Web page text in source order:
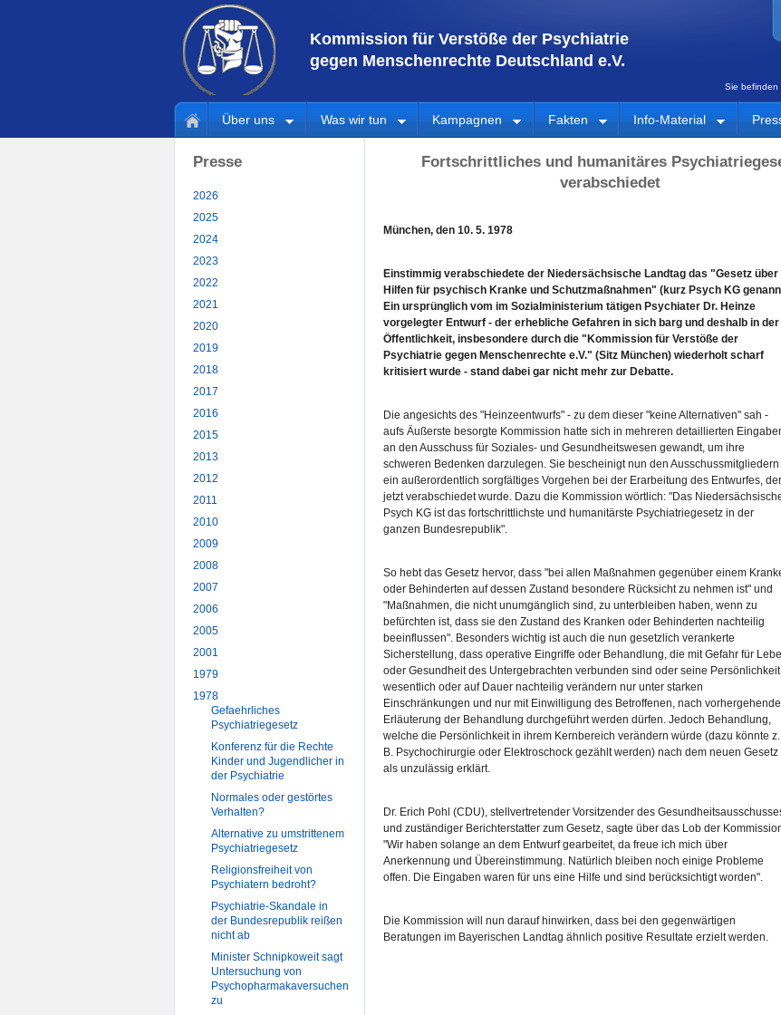
Kommission für Verstöße der Psychiatrie
gegen Menschenrechte Deutschland e.V.
Sie
Über uns Was wir tun Kampagnen Fakten Info-Material
Presse
2026
2025
2024
2023
2022
2021
2020
2019
2018
2017
2016
2015
2013
2012
2011
2010
2009
2008
2007
2006
2005
2001
1979
1978
Gefaehrliches
Psychiatriegesetz
Konferenz für die Rechte
Kinder und Jugendlicher in
der Psychiatrie
Normales oder gestörtes
Verhalten?
Alternative zu umstrittenem
Psychiatriegesetz
Religionsfreiheit von
Psychiatern bedroht?
Psychiatrie-Skandale in
der Bundesrepublik reißen
nicht ab
Minister Schnipkoweit sagt
Untersuchung von
Psychopharmakaversuchen
zu
Fortschrittliches und humanitäres
verabschiedet
München, den 10. 5. 1978
Einstimmig verabschiedete der Niedersächsische Landtag das "Gesetz über
Hilfen für psychisch Kranke und Schutzmaßnahmen" (kurz Psych KG
Ein ursprünglich vom im Sozialministerium tätigen Psychiater Dr. Heinze
vorgelegter Entwurf - der erhebliche Gefahren in sich barg und deshalb in der
Öffentlichkeit, insbesondere durch die "Kommission für Verstöße der
Psychiatrie gegen Menschenrechte e.V." (Sitz München) wiederholt scharf
kritisiert wurde - stand dabei gar nicht mehr zur Debatte.
Die angesichts des "Heinzeentwurfs" - zu dem dieser "keine Alternativen" sah -
aufs Äußerste besorgte Kommission hatte sich in mehreren detaillierten
an den Ausschuss für Soziales- und Gesundheitswesen gewandt, um ihre
schweren Bedenken darzulegen. Sie bescheinigt nun den Ausschussmitgliedern
ein außerordentlich sorgfältiges Vorgehen bei der Erarbeitung des Entwurfes, der
jetzt verabschiedet wurde. Dazu die Kommission wörtlich: "Das
Psych KG ist das fortschrittlichste und humanitärste Psychiatriegesetz in der
ganzen Bundesrepublik".
So hebt das Gesetz hervor, dass "bei allen Maßnahmen gegenüber einem
oder Behinderten auf dessen Zustand besondere Rücksicht zu nehmen ist" und
"Maßnahmen, die nicht unumgänglich sind, zu unterbleiben haben, wenn zu
befürchten ist, dass sie den Zustand des Kranken oder Behinderten nachteilig
beeinflussen". Besonders wichtig ist auch die nun gesetzlich verankerte
Sicherstellung, dass operative Eingriffe oder Behandlung, die mit Gefahr für
oder Gesundheit des Untergebrachten verbunden sind oder seine Persönlichkeit
wesentlich oder auf Dauer nachteilig verändern nur unter starken
Einschränkungen und nur mit Einwilligung des Betroffenen, nach
Erläuterung der Behandlung durchgeführt werden dürfen. Jedoch Behandlung,
welche die Persönlichkeit in ihrem Kernbereich verändern würde (dazu könnte z.
B. Psychochirurgie oder Elektroschock gezählt werden) nach dem neuen Gesetz
als unzulässig erklärt.
Dr. Erich Pohl (CDU), stellvertretender Vorsitzender des
und zuständiger Berichterstatter zum Gesetz, sagte über das Lob der
"Wir haben solange an dem Entwurf gearbeitet, da freue ich mich über
Anerkennung und Übereinstimmung. Natürlich bleiben noch einige Probleme
offen. Die Eingaben waren für uns eine Hilfe und sind berücksichtigt worden".
Die Kommission will nun darauf hinwirken, dass bei den gegenwärtigen
Beratungen im Bayerischen Landtag ähnlich positive Resultate erzielt werden.